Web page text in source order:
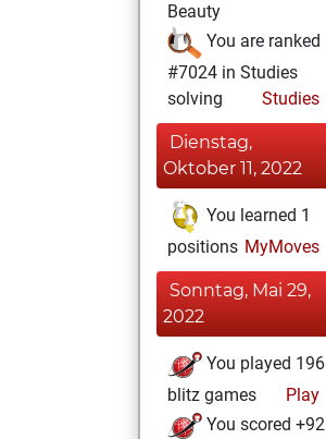
Beauty
You are ranked
#7024 in Studies
solving
Studies
Dienstag,
Oktober 11, 2022
You learned 1
positions MyMoves
Sonntag, Mai 29,
2022
You played 196
blitz games
Play
You scored +92